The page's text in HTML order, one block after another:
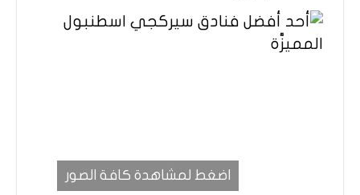
اضغط لمشاهدة كافة الصور